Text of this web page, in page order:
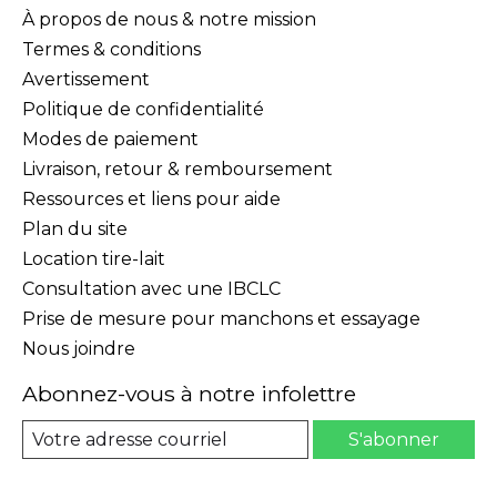
À propos de nous & notre mission
Termes & conditions
Avertissement
Politique de confidentialité
Modes de paiement
Livraison, retour & remboursement
Ressources et liens pour aide
Plan du site
Location tire-lait
Consultation avec une IBCLC
Prise de mesure pour manchons et essayage
Nous joindre
Abonnez-vous à notre infolettre
S'abonner